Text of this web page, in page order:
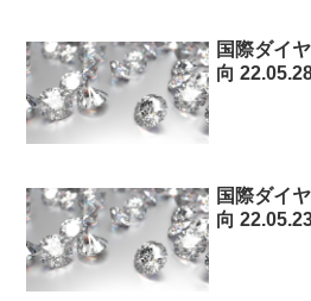
国際ダイ
向
国際ダイ
向